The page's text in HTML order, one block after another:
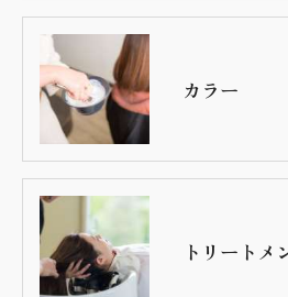
カラー
トリートメ